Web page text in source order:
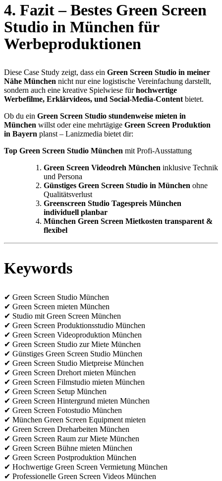
4. Fazit – Bestes Green Screen
Studio in München für
Werbeproduktionen
Diese Case Study zeigt, dass ein Green Screen Studio in meiner
Nähe München nicht nur eine logistische Vereinfachung darstellt,
sondern auch eine kreative Spielwiese fürhochwertige
Werbefilme, Erklärvideos, und Social-Media-Content bietet.
Ob du ein Green Screen Studio stundenweise mieten in
München willst oder eine mehrtägige Green Screen Produktion
in Bayern planst – Lanizmedia bietet dir:
Top Green Screen Studio München mit Profi-Ausstattung
Green Screen Videodreh München inklusive Technik
und Persona
Günstiges Green Screen Studio in München ohne
Qualitätsverlust
Greenscreen Studio Tagespreis München
individuell planbar
München Green Screen Mietkosten transparent &
flexibel
Keywords
✔ Green Screen Studio München
✔ Green Screen mieten München
✔ Studio mit Green Screen München
✔ Green Screen Produktionsstudio München
✔ Green Screen Videoproduktion München
✔ Green Screen Studio zur Miete München
✔ Günstiges Green Screen Studio München
✔ Green Screen Studio Mietpreise München
✔ Green Screen Drehort mieten München
✔ Green Screen Filmstudio mieten München
✔ Green Screen Setup München
✔ Green Screen Hintergrund mieten München
✔ Green Screen Fotostudio München
✔ München Green Screen Equipment mieten
✔ Green Screen Dreharbeiten München
✔ Green Screen Raum zur Miete München
✔ Green Screen Bühne mieten München
✔ Green Screen Postproduktion München
✔ Hochwertige Green Screen Vermietung München
✔ Professionelle Green Screen Videos München